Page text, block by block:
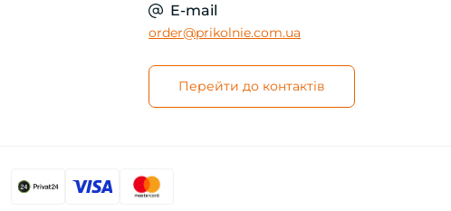
E-mail
order@prikolnie.com.ua
Перейти до контактів